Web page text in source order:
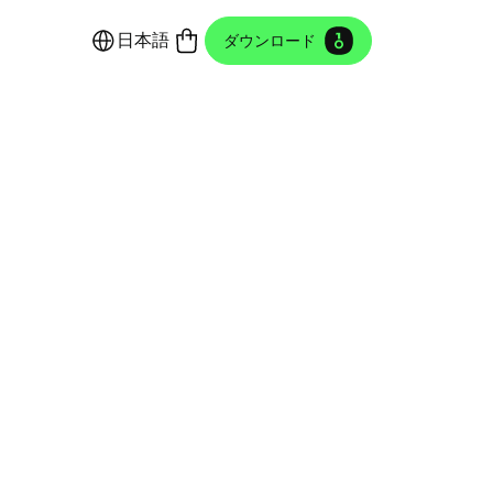
日本語 ダウンロード